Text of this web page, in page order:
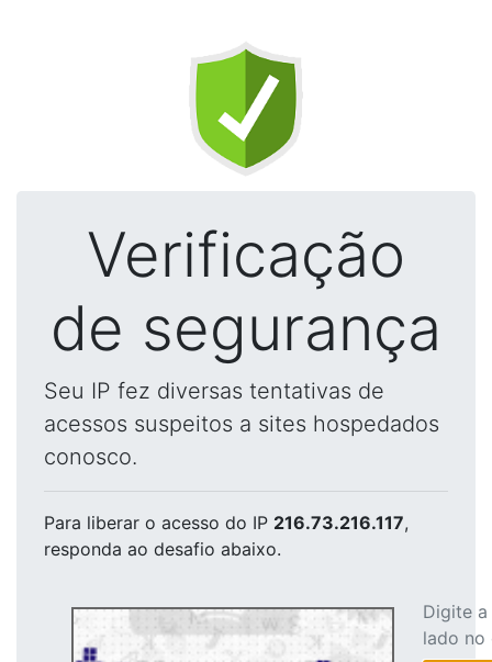
Verificação
de segurança
Seu IP fez diversas tentativas de
acessos suspeitos a sites hospedados
conosco.
Para liberar o acesso do IP 216.73.216.117,
responda ao desafio abaixo.
Digite
lado no